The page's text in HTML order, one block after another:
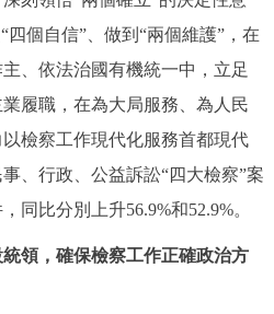
光政務
我要諮詢 我要建議
上訪談 圖説互動
四個自信”、做到“兩個維護”，在
、依法治國有機統一中，立足
履職，在為大局服務、為人民
檢察工作現代化服務首都現代
、行政、公益訴訟“四大檢察”案
同比分別上升56.9%和52.9%。
，確保檢察工作正確政治方